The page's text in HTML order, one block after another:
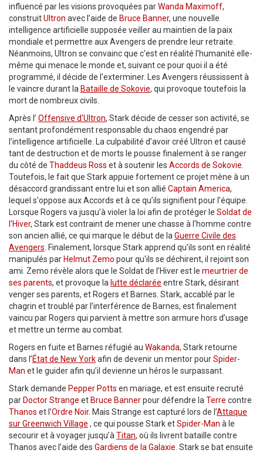
influencé par les visions provoquées parWanda Maximoff,
construitUltron avec l’aide de Bruce Banner, une nouvelle
intelligence artificielle supposée veiller au maintien de la paix
mondiale et permettre aux Avengers de prendre leur retraite.
Néanmoins, Ultron se convainc que c'est en réalité l’humanité elle-
même qui menace le monde et, suivant ce pour quoi il a été
programmé, il décide de l'exterminer. Les Avengers réussissent à
le vaincre durant la Bataille de Sokovie, qui provoque toutefois la
mort de nombreux civils.
Après l’ Offensive d'Ultron, Stark décide de cesser son activité, se
sentant profondément responsable du chaos engendré par
l’intelligence artificielle. La culpabilité d’avoir créé Ultron et causé
tant de destruction et de morts le pousse finalement à se ranger
du côté de Thaddeus Ross et à soutenir les Accords de Sokovie
Toutefois, le fait que Stark appuie fortement ce projet mène à un
désaccord grandissant entre lui et son allié Captain America,
lequel s'oppose aux Accords et à ce qu’ils signifient pour l’équipe.
Lorsque Rogers va jusqu’à violer la loi afin de protéger le Soldat de
l'Hiver, Stark est contraint de mener une chasse à l’homme contre
son ancien allié, ce qui marque le début de la Guerre Civile des
Avengers . Finalement, lorsque Stark apprend qu'ils sont en réalité
manipulés par Helmut Zemo pour qu'ils se déchirent, il rejoint son
ami. Zemo révèle alors que le Soldat de l’Hiver est le meurtrier de
ses parents, et provoque la lutte déclarée entre Stark, désirant
venger ses parents, et Rogers et Barnes. Stark, accablé par le
chagrin et troublé par l’interférence de Barnes, est finalement
vaincu par Rogers qui parvient à mettre son armure hors d’usage
et mettre un terme au combat.
Rogers en fuite et Barnes réfugié au Wakanda, Stark retourne
dans l’État de New Yorkafin de devenir un mentor pourSpider-
Man et le guider afin qu’il devienne un héros le surpassant.
Stark demande Pepper Potts en mariage, et est ensuite recruté
par Doctor Strange et Bruce Bannerpour défendre la Terre contre
Thanos et l’Ordre Noir. Mais Strange est capturé lors de l’Attaque
sur Greenwich Village , ce qui pousse Stark etSpider-Man à le
secourir et à voyager jusqu’à Titan, où ils livrent bataille contre
Thanos avec l’aide des Gardiens de la Galaxie . Stark se bat ensuite